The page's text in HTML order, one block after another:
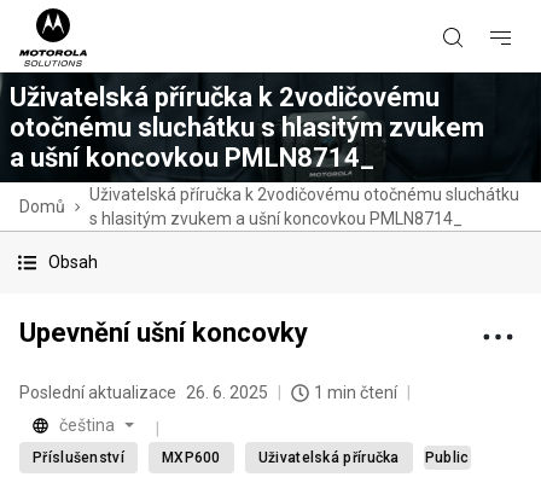
Uživatelská příručka k 2vodičovému
otočnému sluchátku s hlasitým zvukem
a ušní koncovkou PMLN8714_
Domů
Uživatelská příručka k 2vodičovému otočnému sluchátku
s hlasitým zvukem a ušní koncovkou PMLN8714_
Obsah
Upevnění ušní koncovky
Poslední aktualizace 26. 6. 2025
1 min čtení
čeština
Příslušenství MXP600 Uživatelská příručka Public